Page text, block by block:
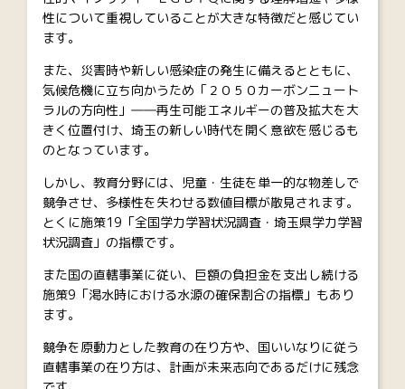
性について重視していることが大きな特徴だと感じてい
ます。
また、災害時や新しい感染症の発生に備えるとともに、
気候危機に立ち向かうため「２０５０カーボンニュート
ラルの方向性」――再生可能エネルギーの普及拡大を大
きく位置付け、埼玉の新しい時代を開く意欲を感じるも
のとなっています。
しかし、教育分野には、児童・生徒を単一的な物差しで
競争させ、多様性を失わせる数値目標が散見されます。
とくに施策19「全国学力学習状況調査・埼玉県学力学習
状況調査」の指標です。
また国の直轄事業に従い、巨額の負担金を支出し続ける
施策9「渇水時における水源の確保割合の指標」もあり
ます。
競争を原動力とした教育の在り方や、国いいなりに従う
直轄事業の在り方は、計画が未来志向であるだけに残念